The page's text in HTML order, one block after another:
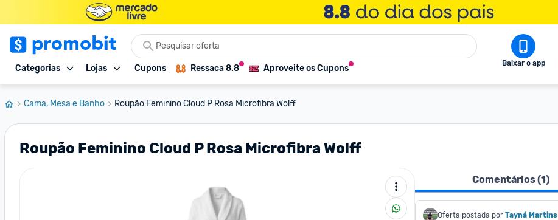
Categorias Lojas Cupons Ressaca 8.8 Aproveite os Cupons Baixar o app
Cama, Mesa e Banho Roupão Feminino Cloud P Rosa Microfibra Wolff
Roupão Feminino Cloud P Rosa Microfibra Wolff
Comentários (1)
Oferta postada por Tayná Martins